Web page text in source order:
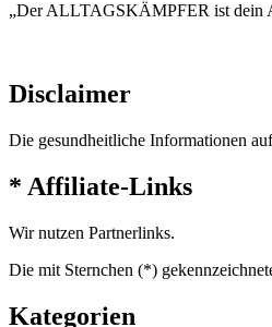
„Der ALLTAGSKÄMPFER ist
Disclaimer
Die gesundheitliche Informationen
* Affiliate-Links
Wir nutzen Partnerlinks.
Die mit Sternchen (*)
Kategorien